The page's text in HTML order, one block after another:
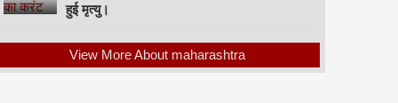
हुई मृत्यु।
View More About maharashtra